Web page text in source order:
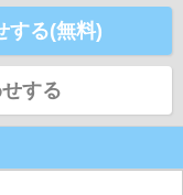
する(無料)
する